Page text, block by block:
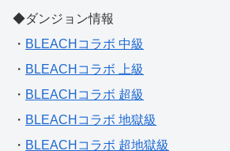
◆ダンジョン情報
・ BLEACHコラボ 中級
・ BLEACHコラボ 上級
・ BLEACHコラボ 超級
・ BLEACHコラボ 地獄級
・ BLEACHコラボ 超地獄級